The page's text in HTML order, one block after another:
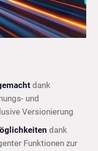
dank
und
Versionierung
dank
Funktionen zur